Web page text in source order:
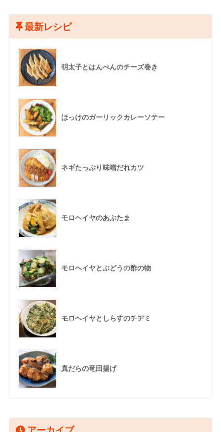
最新レシピ
明太子とはんぺんのチーズ巻き
ほっけのガーリックカレーソテー
ネギたっぷり味噌だれカツ
モロヘイヤのあぶたま
モロヘイヤとぶどうの酢の物
モロヘイヤとしらすのチヂミ
真だらの竜田揚げ